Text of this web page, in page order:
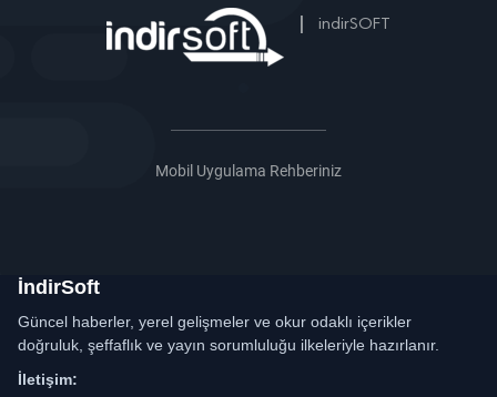
indirSOFT
Mobil Uygulama Rehberiniz
İndirSoft
Güncel haberler, yerel gelişmeler ve okur odaklı içerikler
doğruluk, şeffaflık ve yayın sorumluluğu ilkeleriyle hazırlanır.
İletişim: